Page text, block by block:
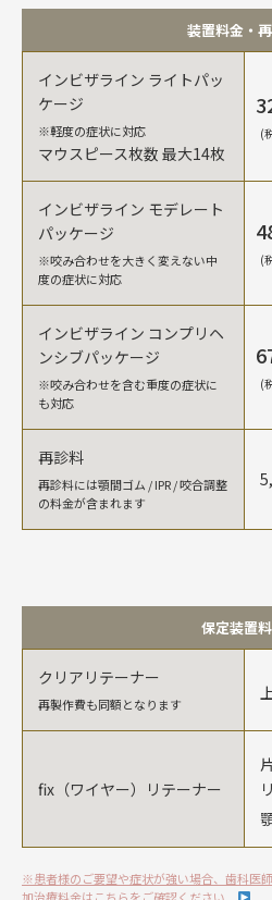
装置料金・
インビザライン ライトパッ
ケージ
※軽度の症状に対応
マウスピース枚数 最大14枚
(
インビザライン モデレート
パッケージ
※咬み合わせを大きく変えない中
度の症状に対応
(
インビザライン コンプリヘ
ンシブパッケージ
※咬み合わせを含む重度の症状に
も対応
(
再診料
再診料には顎間ゴム / IPR / 咬合調整
の料金が含まれます
保定装置
クリアリテーナー
再製作費も同額となります
fix（ワイヤー）リテーナー
※患者様のご要望や症状が強い場合、歯科医